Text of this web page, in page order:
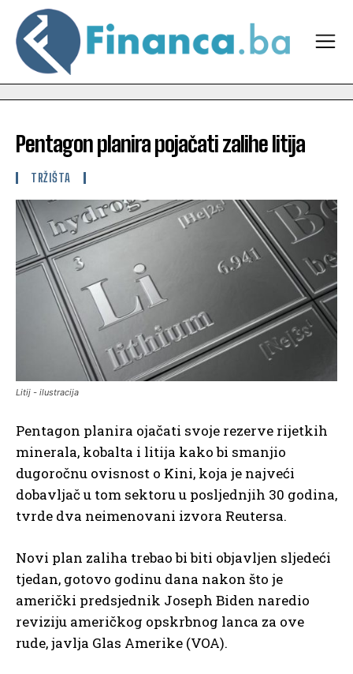
Pentagon planira pojačati zalihe litija
TRŽIŠTA
Litij - ilustracija
Pentagon planira ojačati svoje rezerve rijetkih
minerala, kobalta i litija kako bi smanjio
dugoročnu ovisnost o Kini, koja je najveći
dobavljač u tom sektoru u posljednjih 30 godina,
tvrde dva neimenovani izvora Reutersa.
Novi plan zaliha trebao bi biti objavljen sljedeći
tjedan, gotovo godinu dana nakon što je
američki predsjednik Joseph Biden naredio
reviziju američkog opskrbnog lanca za ove
rude, javlja Glas Amerike (VOA).